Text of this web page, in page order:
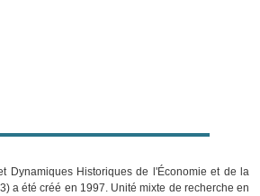
Dynamiques Historiques de l'Économie et de la
a été créé en 1997. Unité mixte de recherche en